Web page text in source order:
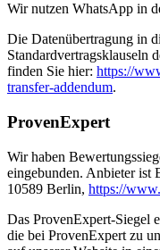
Wir nutzen WhatsApp in
Die Datenübertragung in
Standardvertragsklauseln
finden Sie hier: https://
transfer-addendum.
ProvenExpert
Wir haben
eingebunden. Anbieter ist
10589 Berlin, https://
Das ProvenExpert-Siegel
die bei ProvenExpert zu